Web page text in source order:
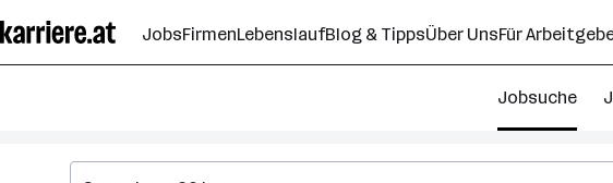
Seiteninhalt
springen
JobsFirmenLebenslaufBlog & TippsÜber UnsFür
Jobsuche